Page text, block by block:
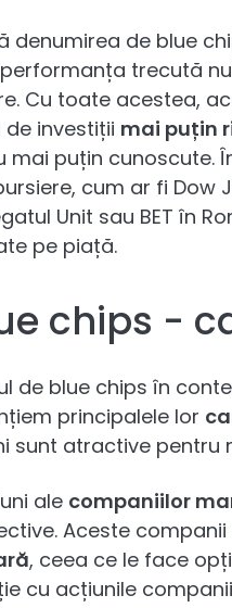
denumirea de blue
trecută
Cu toate acestea,
investiții mai puțin
mai puțin cunoscute.
cum ar fi Dow
Unit sau BET în
pe piață.
chips -
de blue chips în
principalele lor
sunt atractive pentru
ale companiilor
Aceste
, ceea ce le face
cu acțiunile